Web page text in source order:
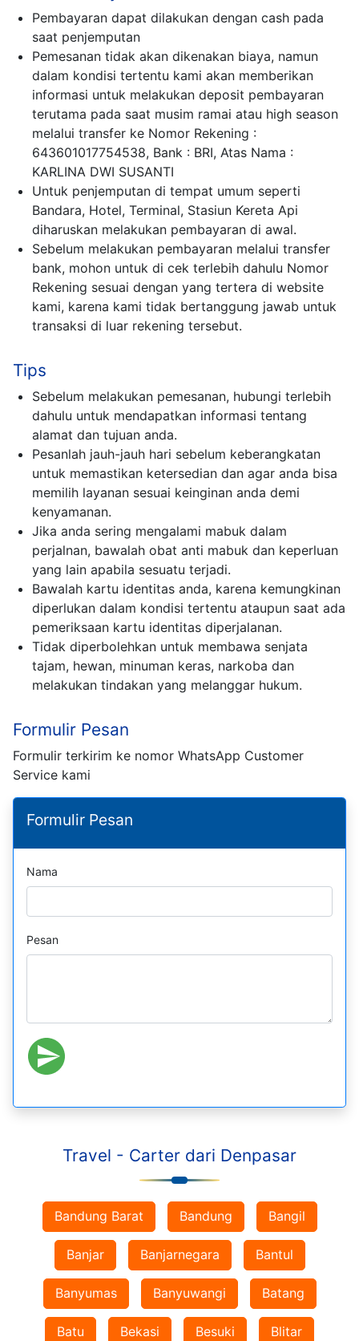
Pembayaran dapat dilakukan dengan cash pada
saat penjemputan
Pemesanan tidak akan dikenakan biaya, namun
dalam kondisi tertentu kami akan memberikan
informasi untuk melakukan deposit pembayaran
terutama pada saat musim ramai atau high season
melalui transfer ke Nomor Rekening :
643601017754538, Bank : BRI, Atas Nama :
KARLINA DWI SUSANTI
Untuk penjemputan di tempat umum seperti
Bandara, Hotel, Terminal, Stasiun Kereta Api
diharuskan melakukan pembayaran di awal.
Sebelum melakukan pembayaran melalui transfer
bank, mohon untuk di cek terlebih dahulu Nomor
Rekening sesuai dengan yang tertera di website
kami, karena kami tidak bertanggung jawab untuk
transaksi di luar rekening tersebut.
Tips
Sebelum melakukan pemesanan, hubungi terlebih
dahulu untuk mendapatkan informasi tentang
alamat dan tujuan anda.
Pesanlah jauh-jauh hari sebelum keberangkatan
untuk memastikan ketersedian dan agar anda bisa
memilih layanan sesuai keinginan anda demi
kenyamanan.
Jika anda sering mengalami mabuk dalam
perjalnan, bawalah obat anti mabuk dan keperluan
yang lain apabila sesuatu terjadi.
Bawalah kartu identitas anda, karena kemungkinan
diperlukan dalam kondisi tertentu ataupun saat ada
pemeriksaan kartu identitas diperjalanan.
Tidak diperbolehkan untuk membawa senjata
tajam, hewan, minuman keras, narkoba dan
melakukan tindakan yang melanggar hukum.
Formulir Pesan
Formulir terkirim ke nomor WhatsApp Customer
Service kami
Formulir Pesan
Nama
Pesan
Travel - Carter dari Denpasar
Bandung Barat Bandung Bangil
Banjar Banjarnegara Bantul
Banyumas Banyuwangi Batang
Batu Bekasi Besuki Blitar